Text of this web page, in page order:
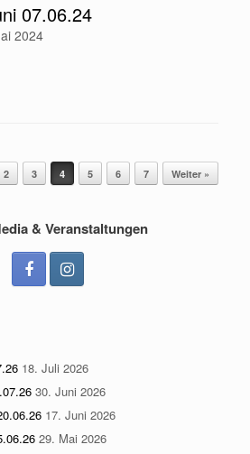
07.06.24
2024
2 3 4 5 6 7 Weiter »
& Veranstaltungen
18. Juli 2026
30. Juni 2026
17. Juni 2026
29. Mai 2026